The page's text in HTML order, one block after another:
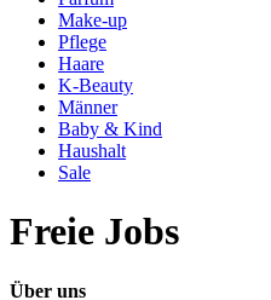
Make-up
Pflege
Haare
K-Beauty
Männer
Baby & Kind
Haushalt
Sale
Freie Jobs
Über uns